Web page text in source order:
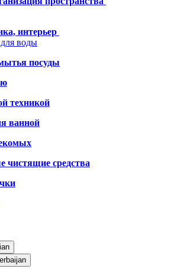
интерьер
воды
посуды
техникой
ванной
чистящие средства